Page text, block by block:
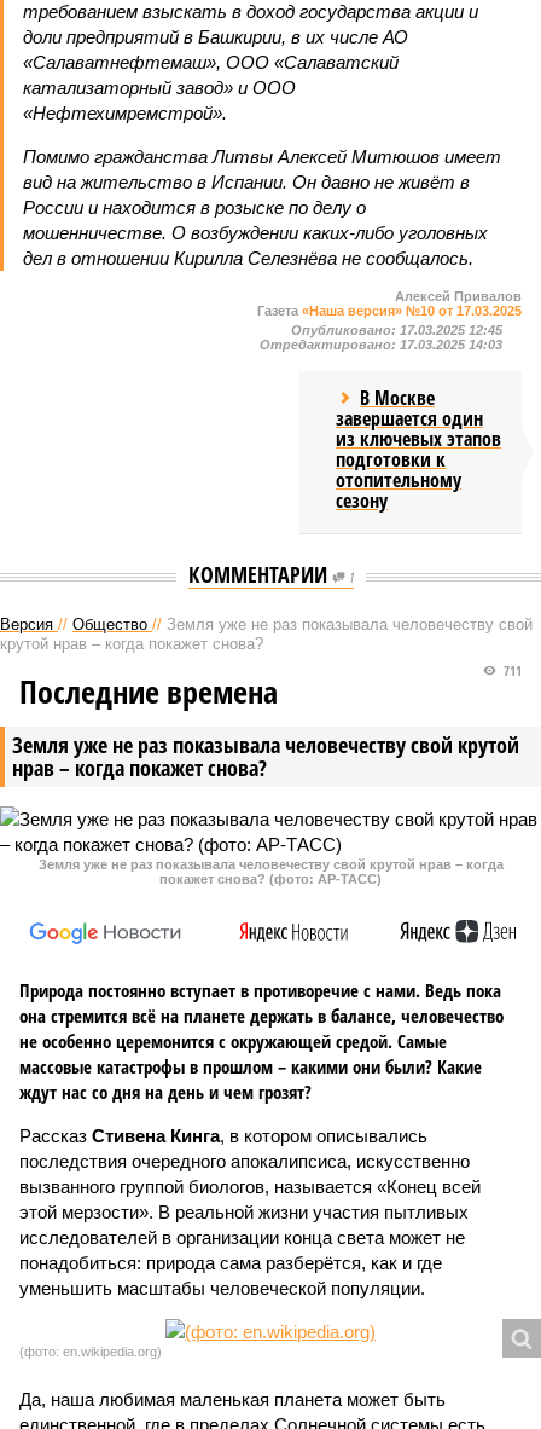
требованием взыскать в доход государства акции и
доли предприятий в Башкирии, в их числе АО
«Салаватнефтемаш», ООО «Салаватский
катализаторный завод» и ООО
«Нефтехимремстрой».
Помимо гражданства Литвы Алексей Митюшов имеет
вид на жительство в Испании. Он давно не живёт в
России и находится в розыске по делу о
мошенничестве. О возбуждении каких-либо уголовных
дел в отношении Кирилла Селезнёва не сообщалось.
Алексей Привалов
Газета «Наша версия» №10 от 17.03.2025
Опубликовано: 17.03.2025 12:45
Отредактировано: 17.03.2025 14:03
В Москве
завершается один
из ключевых этапов
подготовки к
отопительному
сезону
КОММЕНТАРИИ 1
Версия // Общество // Земля уже не раз показывала человечеству свой
крутой нрав – когда покажет снова?
Земля уже не раз показывала человечеству свой крутой
нрав – когда покажет снова?
711
Последние времена
Земля уже не раз показывала человечеству свой крутой нрав – когда
покажет снова? (фото: АР-ТАСС)
Природа постоянно вступает в противоречие с нами. Ведь пока
она стремится всё на планете держать в балансе, человечество
не особенно церемонится с окружающей средой. Самые
массовые катастрофы в прошлом – какими они были? Какие
ждут нас со дня на день и чем грозят?
Рассказ Стивена Кинга, в котором описывались
последствия очередного апокалипсиса, искусственно
вызванного группой биологов, называется «Конец всей
этой мерзости». В реальной жизни участия пытливых
исследователей в организации конца света может не
понадобиться: природа сама разберётся, как и где
уменьшить масштабы человеческой популяции.
(фото: en.wikipedia.org)
Да, наша любимая маленькая планета может быть
единственной, где в пределах Солнечной системы есть